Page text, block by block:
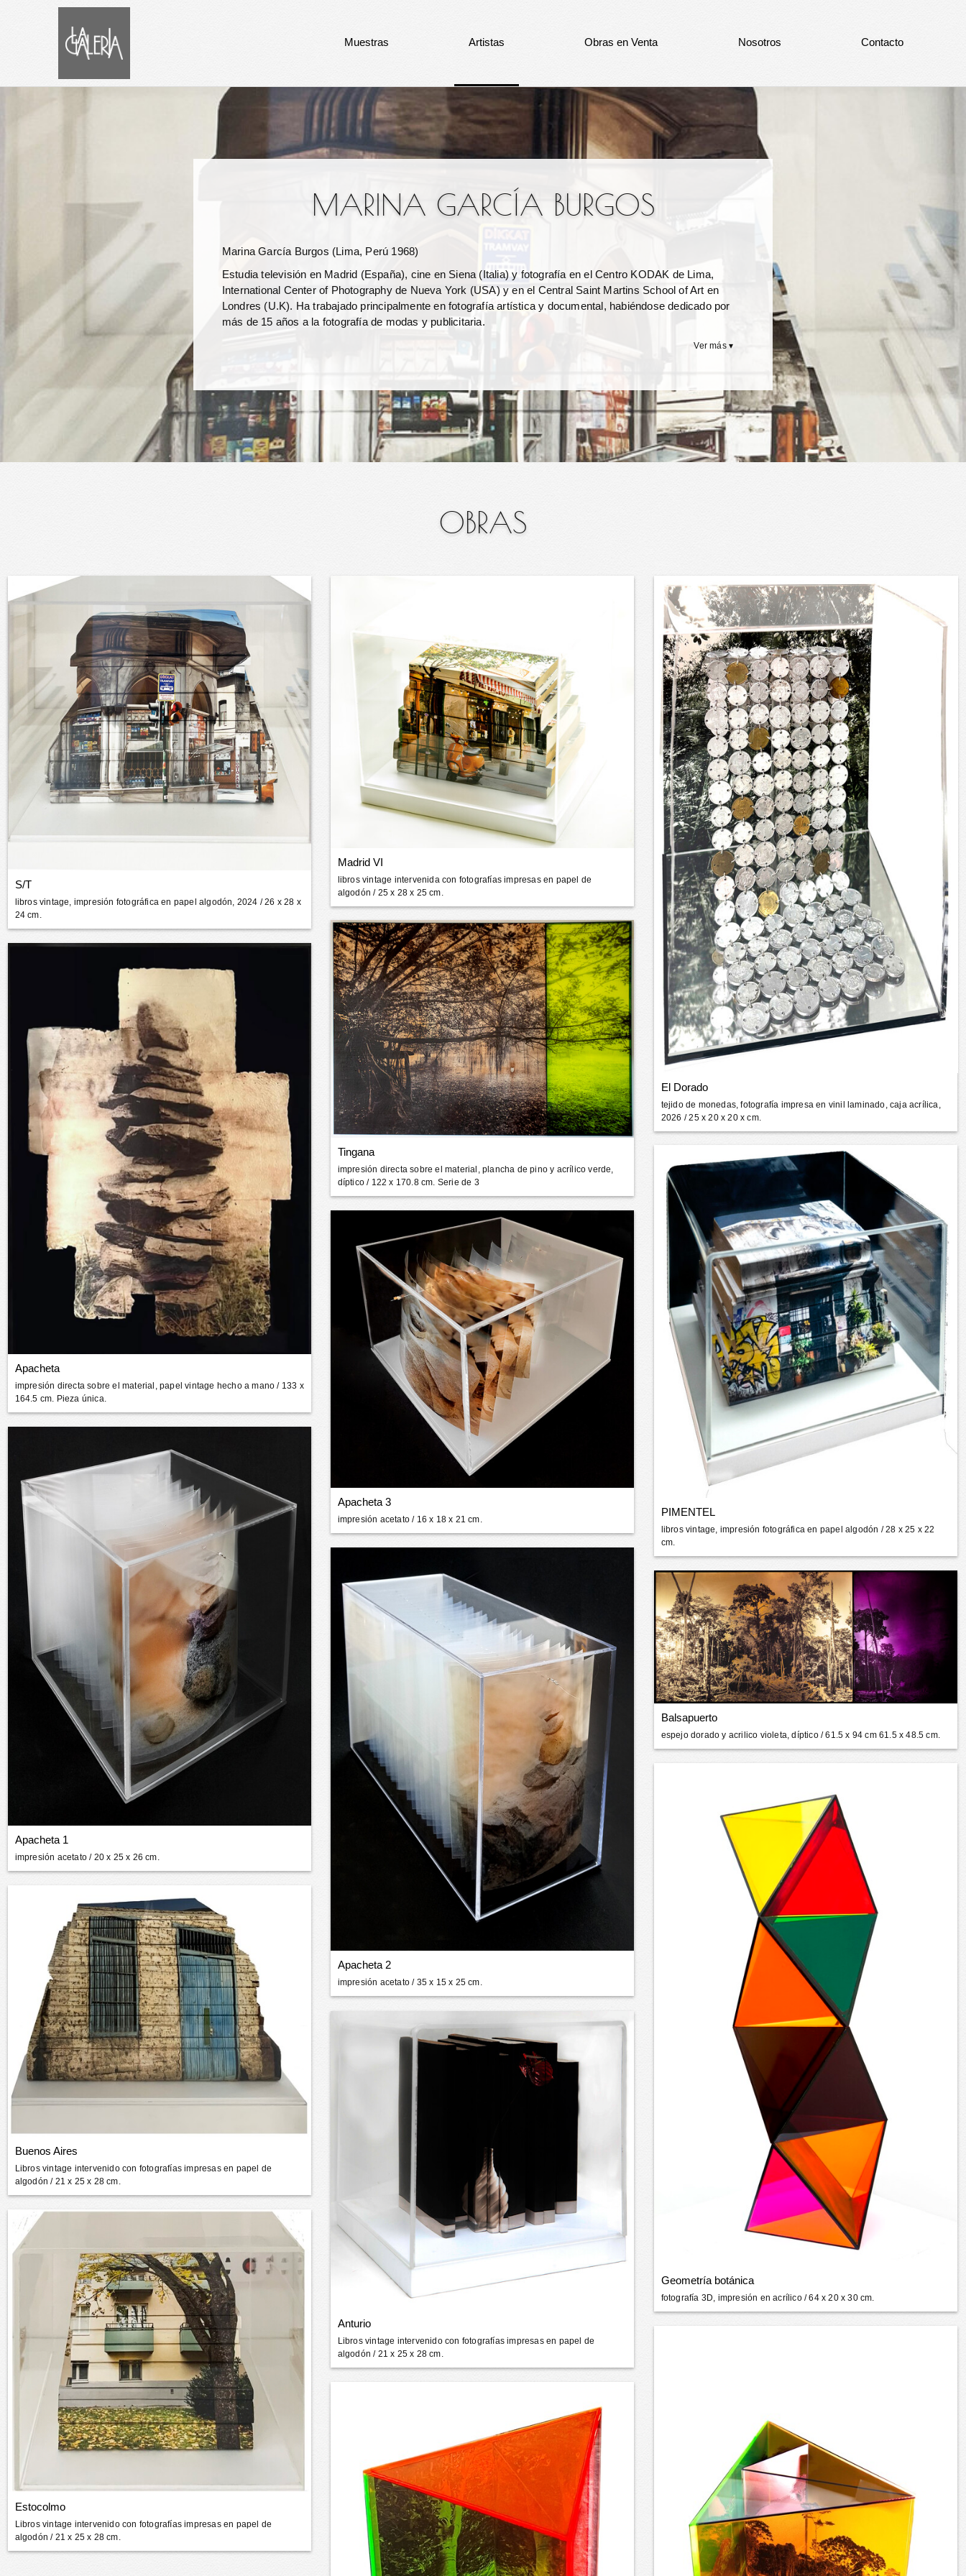
Muestras Artistas Obras en Venta Nosotros Contacto
MARINA GARCÍA BURGOS
Marina García Burgos (Lima, Perú 1968)
Estudia televisión en Madrid (España), cine en Siena (Italia) y fotografía en el Centro KODAK de Lima,
International Center of Photography de Nueva York (USA) y en el Central Saint Martins School of Art en
Londres (U.K). Ha trabajado principalmente en fotografía artística y documental, habiéndose dedicado por
más de 15 años a la fotografía de modas y publicitaria.
Ver más ▾
OBRAS
S/T
libros vintage, impresión fotográfica en papel algodón, 2024 / 26 x 28 x
24 cm.
Madrid VI
libros vintage intervenida con fotografías impresas en papel de
algodón / 25 x 28 x 25 cm.
El Dorado
tejido de monedas, fotografía impresa en vinil laminado, caja acrílica,
2026 / 25 x 20 x 20 x cm.
Tingana
impresión directa sobre el material, plancha de pino y acrílico verde,
díptico/ 122 x 170.8 cm. Serie de 3
Apacheta
impresión directa sobre el material, papel vintage hecho a mano / 133 x
164.5 cm. Pieza única.
PIMENTEL
libros vintage, impresión fotográfica en papel algodón / 28 x 25 x 22
cm.
Apacheta 3
impresión acetato/ 16 x 18 x 21 cm.
Apacheta 1
impresión acetato/ 20 x 25 x 26 cm.
Apacheta 2
impresión acetato/ 35 x 15 x 25 cm.
Balsapuerto
espejo dorado y acrilico violeta, díptico/ 61.5 x 94 cm 61.5 x 48.5 cm.
Geometría botánica
fotografía 3D, impresión en acrílico/ 64 x 20 x 30 cm.
Buenos Aires
Libros vintage intervenido con fotografías impresas en papel de
algodón / 21 x 25 x 28 cm.
Anturio
Libros vintage intervenido con fotografías impresas en papel de
algodón / 21 x 25 x 28 cm.
Estocolmo
Libros vintage intervenido con fotografías impresas en papel de
algodón / 21 x 25 x 28 cm.